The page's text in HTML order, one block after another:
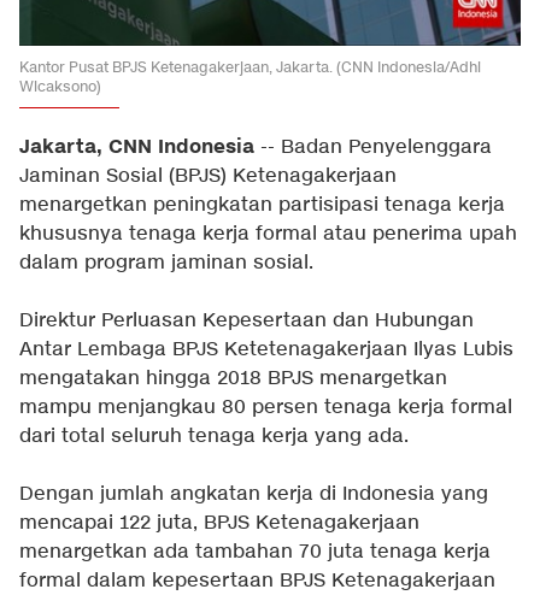
Kantor Pusat BPJS Ketenagakerjaan, Jakarta. (CNN Indonesia/Adhi
Wicaksono)
Jakarta, CNN Indonesia -- Badan Penyelenggara
Jaminan Sosial (BPJS) Ketenagakerjaan
menargetkan peningkatan partisipasi tenaga kerja
khususnya tenaga kerja formal atau penerima upah
dalam program jaminan sosial.
Direktur Perluasan Kepesertaan dan Hubungan
Antar Lembaga BPJS Ketetenagakerjaan Ilyas Lubis
mengatakan hingga 2018 BPJS menargetkan
mampu menjangkau 80 persen tenaga kerja formal
dari total seluruh tenaga kerja yang ada.
Dengan jumlah angkatan kerja di Indonesia yang
mencapai 122 juta, BPJS Ketenagakerjaan
menargetkan ada tambahan 70 juta tenaga kerja
formal dalam kepesertaan BPJS Ketenagakerjaan